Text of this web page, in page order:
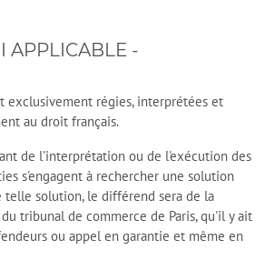
APPLICABLE -
exclusivement régies, interprétées et
au droit français.
de l'interprétation ou de l'exécution des
s'engagent à rechercher une solution
telle solution, le différend sera de la
tribunal de commerce de Paris, qu'il y ait
ou appel en garantie et même en